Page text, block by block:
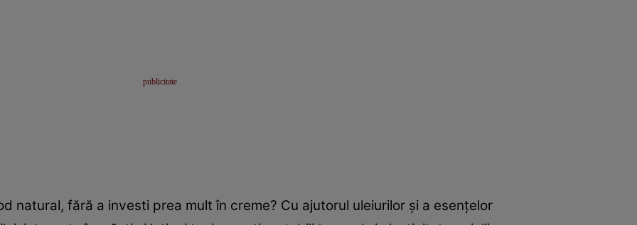
natural, fără a investi prea mult în creme? Cu ajutorul uleiurilor şi a esenţelor